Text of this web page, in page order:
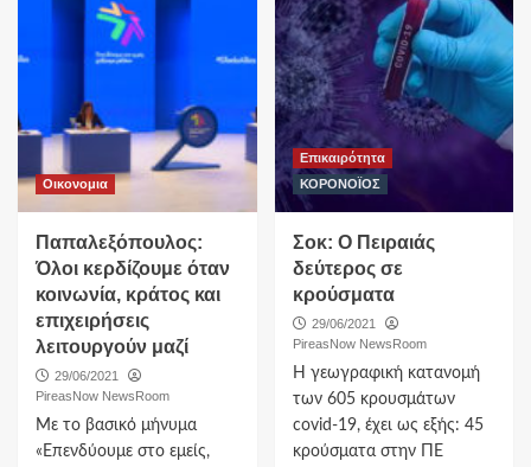
Οικονομια
Παπαλεξόπουλος:
Όλοι κερδίζουμε όταν
κοινωνία, κράτος και
επιχειρήσεις
λειτουργούν μαζί
29/06/2021
PireasNow NewsRoom
Με το βασικό μήνυμα
«Επενδύουμε στο εμείς,
Επικαιρότητα
ΚΟΡΟΝΟΪΟΣ
Σοκ: Ο Πειραιάς
δεύτερος σε
κρούσματα
29/06/2021
PireasNow NewsRoom
Η γεωγραφική κατανομή
των 605 κρουσμάτων
covid-19, έχει ως εξής: 45
κρούσματα στην ΠΕ